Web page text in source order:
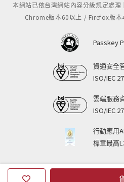
本網站已依台灣網站內容分級規定處
Chrome版本60以上 / Firefox版
Passkey
資通安全
ISO/IEC
雲端服務
ISO/IEC
行動應用
標章最高